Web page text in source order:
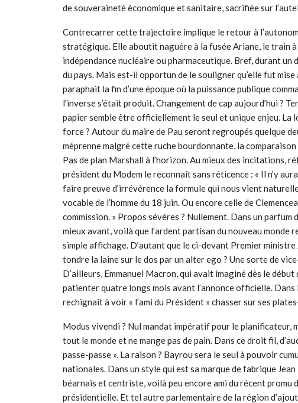
de souveraineté économique et sanitaire, sacrifiée sur
Contrecarrer cette trajectoire implique le retour à
stratégique. Elle aboutit naguère à la fusée Ariane, le train
indépendance nucléaire ou pharmaceutique. Bref, durant
du pays. Mais est-il opportun de le souligner qu’elle fut
paraphait la fin d’une époque où la puissance publique
l’inverse s’était produit. Changement de cap aujourd’hui ?
papier semble être officiellement le seul et unique enjeu.
force ? Autour du maire de Pau seront regroupés quelque
méprenne malgré cette ruche bourdonnante, la
Pas de plan Marshall à l’horizon. Au mieux des incitations,
président du Modem le reconnaît sans réticence : « Il n’y
faire preuve d’irrévérence la formule qui nous vient
vocable de l’homme du 18 juin. Ou encore celle de
commission. » Propos sévères ? Nullement. Dans un
mieux avant, voilà que l’ardent partisan du nouveau monde
simple affichage. D’autant que le ci-devant Premier
tondre la laine sur le dos par un alter ego ? Une sorte de
D’ailleurs, Emmanuel Macron, qui avait imaginé dès le
patienter quatre longs mois avant l’annonce officielle.
rechignait à voir « l’ami du Président » chasser sur ses
Modus vivendi ? Nul mandat impératif pour le planificateur,
tout le monde et ne mange pas de pain. Dans ce droit fil,
passe-passe ». La raison ? Bayrou sera le seul à pouvoir
nationales. Dans un style qui est sa marque de fabrique Jean
béarnais et centriste, voilà peu encore ami du récent promu
présidentielle. Et tel autre parlementaire de la région